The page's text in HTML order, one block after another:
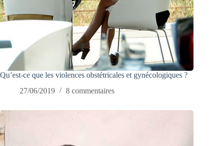
Qu’est-ce que les violences obstétricales et gynécologiques ?
27/06/2019
8 commentaires